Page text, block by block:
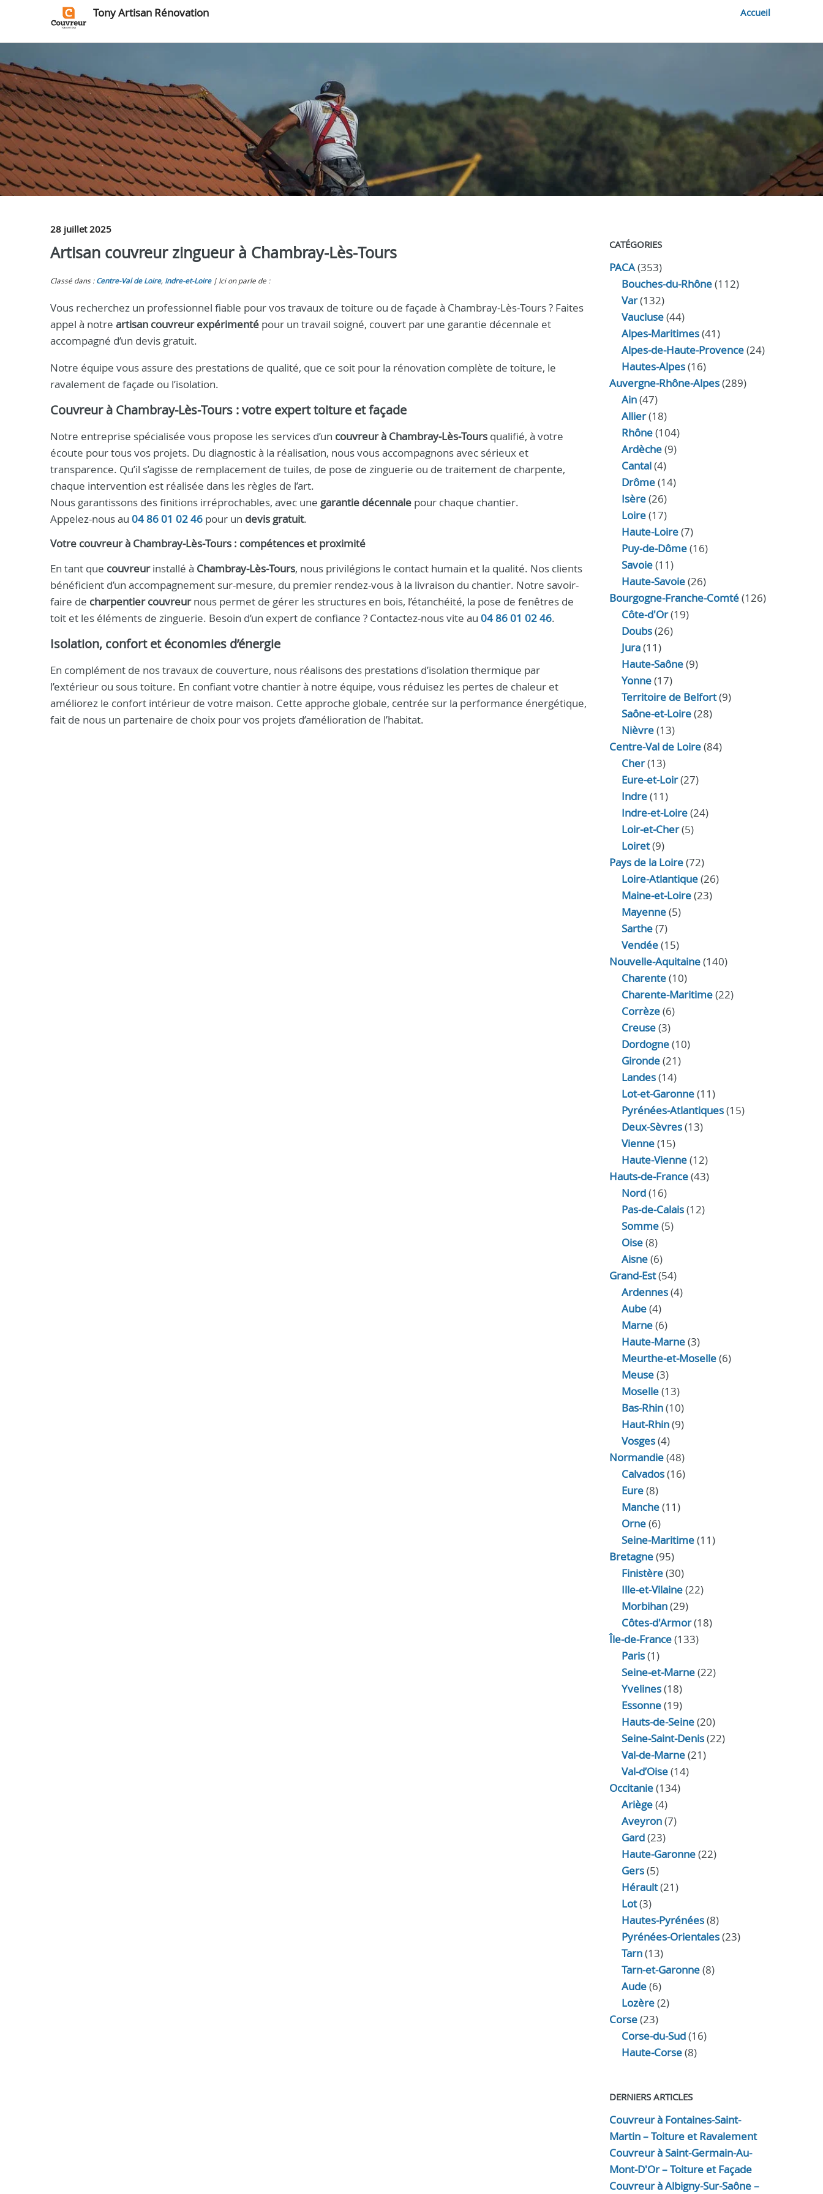
Tony Artisan Rénovation Accueil
28 juillet 2025
Artisan couvreur zingueur à Chambray‑Lès‑Tours
Classé dans : Centre-Val de Loire, Indre‑et‑Loire Ici on parle de :
Vous recherchez un professionnel fiable pour vos travaux de toiture ou de façade à Chambray‑Lès‑Tours ? Faites
appel à notre artisan couvreur expérimenté pour un travail soigné, couvert par une garantie décennale et
accompagné d’un devis gratuit.
Notre équipe vous assure des prestations de qualité, que ce soit pour la rénovation complète de toiture, le
ravalement de façade ou l’isolation.
Couvreur à Chambray‑Lès‑Tours : votre expert toiture et façade
Notre entreprise spécialisée vous propose les services d’un couvreur à Chambray‑Lès‑Tours qualifié, à votre
écoute pour tous vos projets. Du diagnostic à la réalisation, nous vous accompagnons avec sérieux et
transparence. Qu’il s’agisse de remplacement de tuiles, de pose de zinguerie ou de traitement de charpente,
chaque intervention est réalisée dans les règles de l’art.
Nous garantissons des finitions irréprochables, avec une garantie décennale pour chaque chantier.
Appelez-nous au 04 86 01 02 46 pour un devis gratuit.
Votre couvreurà Chambray‑Lès‑Tours : compétences et proximité
En tant que couvreurinstallé à Chambray‑Lès‑Tours, nous privilégions le contact humain et la qualité. Nos clients
bénéficient d’un accompagnement sur-mesure, du premier rendez-vous à la livraison du chantier. Notre savoir-
faire de charpentier couvreurnous permet de gérer les structures en bois, l’étanchéité, la pose de fenêtres de
toit et les éléments de zinguerie. Besoin d’un expert de confiance ? Contactez-nous vite au 04 86 01 02 46.
Isolation, confort et économies d’énergie
En complément de nos travaux de couverture, nous réalisons des prestations d’isolation thermique par
l’extérieur ou sous toiture. En confiant votre chantier à notre équipe, vous réduisez les pertes de chaleur et
améliorez le confort intérieur de votre maison. Cette approche globale, centrée sur la performance énergétique,
fait de nous un partenaire de choix pour vos projets d’amélioration de l’habitat.
CATÉGORIES
PACA(353)
Bouches-du-Rhône(112)
Var(132)
Vaucluse(44)
Alpes-Maritimes(41)
Alpes-de-Haute-Provence(24)
Hautes-Alpes(16)
Auvergne-Rhône-Alpes(289)
Ain(47)
Allier(18)
Rhône(104)
Ardèche(9)
Cantal(4)
Drôme(14)
Isère(26)
Loire(17)
Haute-Loire(7)
Puy-de-Dôme(16)
Savoie(11)
Haute-Savoie(26)
Bourgogne-Franche-Comté(126)
Côte-d'Or(19)
Doubs(26)
Jura(11)
Haute‑Saône(9)
Yonne(17)
Territoire de Belfort(9)
Saône-et-Loire(28)
Nièvre(13)
Centre-Val de Loire(84)
Cher(13)
Eure‑et‑Loir(27)
Indre(11)
Indre‑et‑Loire(24)
Loir‑et‑Cher(5)
Loiret(9)
Pays de la Loire(72)
Loire-Atlantique(26)
Maine-et-Loire(23)
Mayenne(5)
Sarthe(7)
Vendée(15)
Nouvelle-Aquitaine(140)
Charente(10)
Charente-Maritime(22)
Corrèze(6)
Creuse(3)
Dordogne(10)
Gironde(21)
Landes(14)
Lot-et-Garonne(11)
Pyrénées-Atlantiques(15)
Deux-Sèvres(13)
Vienne(15)
Haute-Vienne(12)
Hauts-de-France(43)
Nord(16)
Pas-de-Calais(12)
Somme(5)
Oise(8)
Aisne(6)
Grand-Est(54)
Ardennes(4)
Aube(4)
Marne(6)
Haute-Marne(3)
Meurthe-et-Moselle(6)
Meuse(3)
Moselle(13)
Bas-Rhin(10)
Haut-Rhin(9)
Vosges(4)
Normandie(48)
Calvados(16)
Eure(8)
Manche(11)
Orne(6)
Seine-Maritime(11)
Bretagne(95)
Finistère(30)
Ille-et-Vilaine(22)
Morbihan(29)
Côtes-d'Armor(18)
Île-de-France(133)
Paris(1)
Seine-et-Marne(22)
Yvelines(18)
Essonne(19)
Hauts-de-Seine(20)
Seine-Saint-Denis(22)
Val-de-Marne(21)
Val-d’Oise(14)
Occitanie(134)
Ariège(4)
Aveyron(7)
Gard(23)
Haute-Garonne(22)
Gers(5)
Hérault(21)
Lot(3)
Hautes-Pyrénées(8)
Pyrénées-Orientales(23)
Tarn(13)
Tarn-et-Garonne(8)
Aude(6)
Lozère(2)
Corse(23)
Corse-du-Sud(16)
Haute-Corse(8)
DERNIERS ARTICLES
Couvreur à Fontaines-Saint-
Martin – Toiture et Ravalement
Couvreur à Saint-Germain-Au-
Mont-D'Or – Toiture et Façade
Couvreur à Albigny-Sur-Saône –